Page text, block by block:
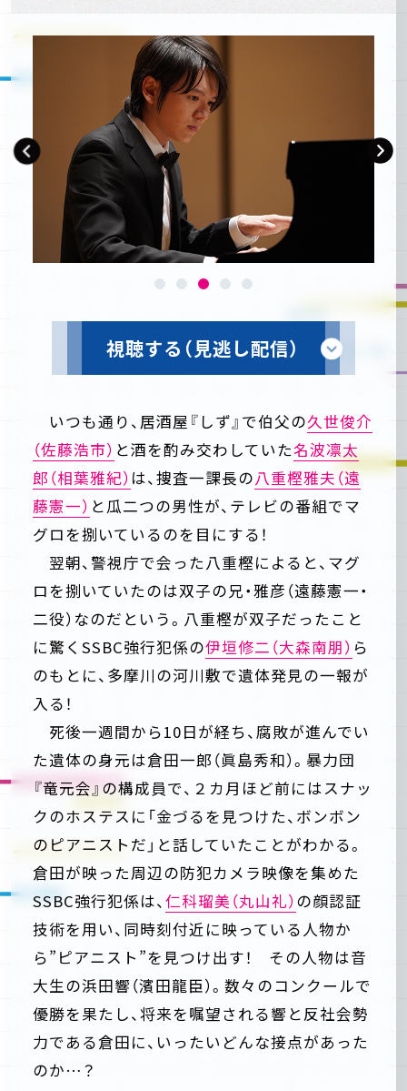
視聴する（見逃し配信）
いつも通り、居酒屋『しず』で伯父の久世俊介
（佐藤浩市） と酒を酌み交わしていた名波凛太
郎（相葉雅紀） は、捜査一課長の八重樫雅夫（遠
藤憲一） と瓜二つの男性が、テレビの番組でマ
グロを捌いているのを目にする！
翌朝、警視庁で会った八重樫によると、マグ
ロを捌いていたのは双子の兄・雅彦（遠藤憲一・
二役）なのだという。八重樫が双子だったこと
に驚くSSBC強行犯係の伊垣修二（大森南朋） ら
のもとに、多摩川の河川敷で遺体発見の一報が
入る！
死後一週間から10日が経ち、腐敗が進んでい
た遺体の身元は倉田一郎（眞島秀和）。暴力団
『竜元会』の構成員で、２カ月ほど前にはスナッ
クのホステスに「金づるを見つけた、ボンボン
のピアニストだ」と話していたことがわかる。
倉田が映った周辺の防犯カメラ映像を集めた
SSBC強行犯係は、仁科瑠美（丸山礼） の顔認証
技術を用い、同時刻付近に映っている人物か
ら”ピアニスト”を見つけ出す！ その人物は音
大生の浜田響（濱田龍臣）。数々のコンクールで
優勝を果たし、将来を嘱望される響と反社会勢
力である倉田に、いったいどんな接点があった
のか…？